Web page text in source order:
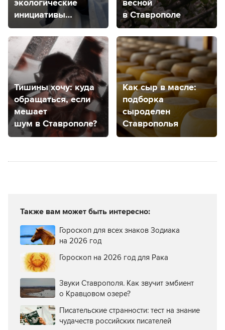
экологические
инициативы
на Ставрополье
и можно
ли монетизировать
такие проекты?
весной
в Ставрополе
Тишины хочу: куда
обращаться, если
мешает
шум в Ставрополе?
Как сыр в масле:
подборка
сыроделен
Ставрополья
Также вам может быть интересно:
Гороскоп для всех знаков Зодиака
на 2026 год
Гороскоп на 2026 год для Рака
Звуки Ставрополя. Как звучит эмбиент
о Кравцовом озере?
Писательские странности: тест на знание
чудачеств российских писателей